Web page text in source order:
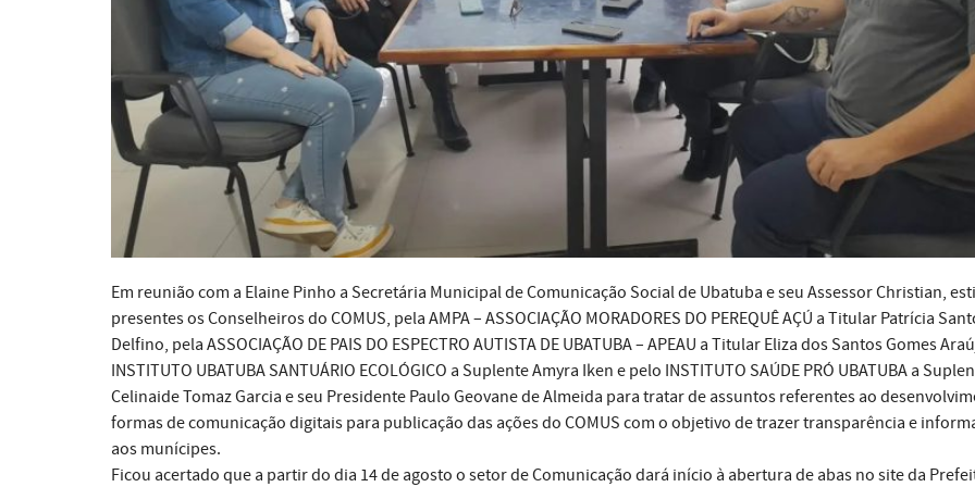
Em reunião com a Elaine Pinho a Secretária Municipal de Comunicação Social de Ubatuba e seu Assessor Christian,
presentes os Conselheiros do COMUS, pela AMPA – ASSOCIAÇÃO MORADORES DO PEREQUÊ AÇÚ a Titular Patrícia
Delfino, pela ASSOCIAÇÃO DE PAIS DO ESPECTRO AUTISTA DE UBATUBA – APEAU a Titular Eliza dos Santos Gomes
INSTITUTO UBATUBA SANTUÁRIO ECOLÓGICO a Suplente Amyra Iken e pelo INSTITUTO SAÚDE PRÓ UBATUBA a
Celinaide Tomaz Garcia e seu Presidente Paulo Geovane de Almeida para tratar de assuntos referentes ao
formas de comunicação digitais para publicação das ações do COMUS com o objetivo de trazer transparência e
aos munícipes.
Ficou acertado que a partir do dia 14 de agosto o setor de Comunicação dará início à abertura de abas no site da